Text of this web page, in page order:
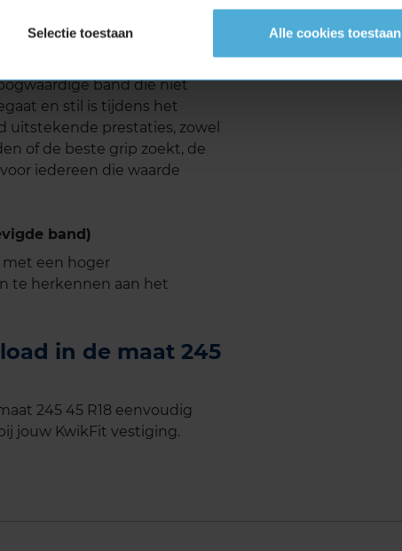
Selectie toestaan Alle cookies toestaan
tests blijft het
de norm, wat betekent dat je
band die niet
en stil is tijdens het
uitstekende prestaties, zowel
of de beste grip zoekt, de
iedereen die waarde
band)
met een hoger
te herkennen aan het
in de maat 245
245 45 R18 eenvoudig
jouw KwikFit vestiging.